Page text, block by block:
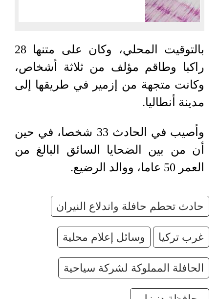
بالتوقيت المحلي، وكان على متنها 28
راكبا وطاقم مؤلف من ثلاثة أشخاص،
وكانت متجهة من إزمير في طريقها إلى
مدينة أنطاليا.
وأصيب في الحادث 33 شخصا، في حين
أن من بين الضحايا السائق البالغ من
العمر 50 عاما، ووالد الرضيع.
حادث تحطم حافلة واندلاع النيران
غرب تركيا وسائل إعلام محلية
الحافلة المملوكة لشركة سياحية